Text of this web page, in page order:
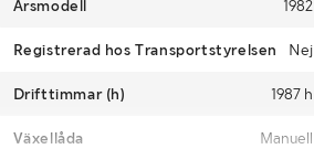
Årsmodell 1982
Registrerad hos Transportstyrelsen Nej
Drifttimmar (h) 1987 h
Växellåda Manuell